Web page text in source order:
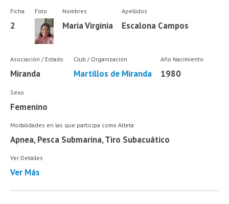
Ficha
2
Foto Nombres
Maria Virginia
Apellidos
Escalona Campos
Asociación / Estado
Miranda
Club / Organización
Martillos de Miranda
Año Nacimiento
1980
Sexo
Femenino
Modalidades en las que participa como Atleta
Apnea, Pesca Submarina, Tiro Subacuático
Ver Detalles
Ver Más